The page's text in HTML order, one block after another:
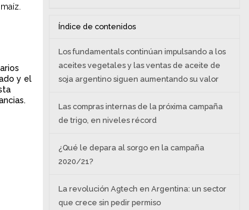
y el
Índice de contenidos
Los fundamentals continúan impulsando a los
aceites vegetales y las ventas de aceite de
soja argentino siguen aumentando su valor
Las compras internas de la próxima campaña
de trigo, en niveles récord
¿Qué le depara al sorgo en la campaña
2020/21?
La revolución Agtech en Argentina: un sector
que crece sin pedir permiso